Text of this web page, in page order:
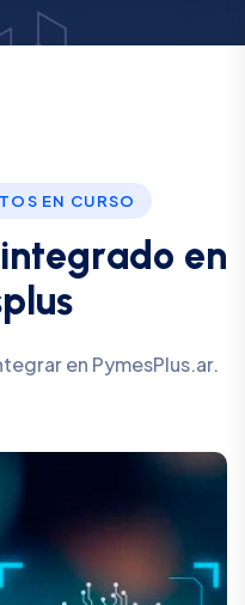
EN CURSO
integrado en
p us
en PymesPlus.ar.